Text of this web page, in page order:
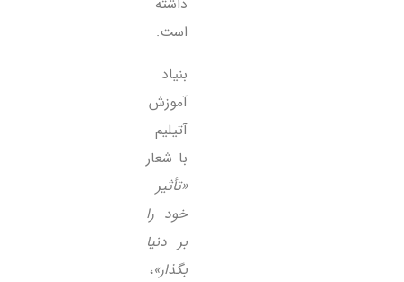
داشته
است.
بنیاد
آموزش
آتیلیم
با شعار
«تأثیر
خود را
بر دنیا
بگذار»،